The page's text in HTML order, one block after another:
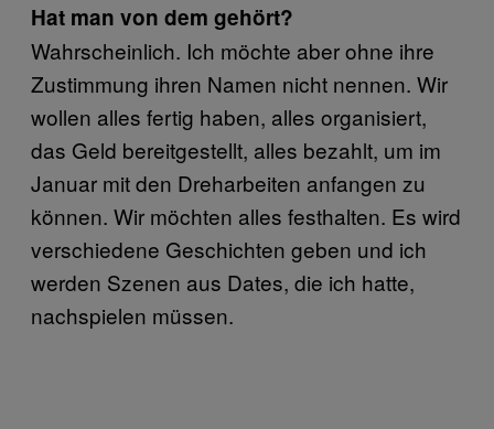
Hat man von dem gehört?
Wahrscheinlich. Ich möchte aber ohne ihre
Zustimmung ihren Namen nicht nennen. Wir
wollen alles fertig haben, alles organisiert,
das Geld bereitgestellt, alles bezahlt, um im
Januar mit den Dreharbeiten anfangen zu
können. Wir möchten alles festhalten. Es wird
verschiedene Geschichten geben und ich
werden Szenen aus Dates, die ich hatte,
nachspielen müssen.